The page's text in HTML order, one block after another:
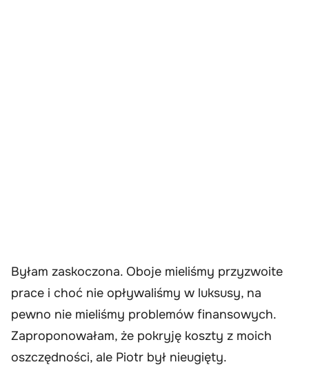
Byłam zaskoczona. Oboje mieliśmy przyzwoite
prace i choć nie opływaliśmy w luksusy, na
pewno nie mieliśmy problemów finansowych.
Zaproponowałam, że pokryję koszty z moich
oszczędności, ale Piotr był nieugięty.